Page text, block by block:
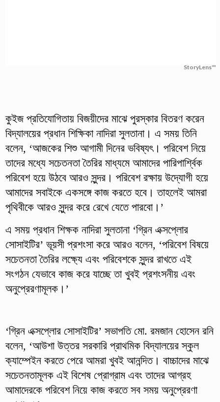
StoryLens™
কুইজ প্রতিযোগিতায় বিজয়ীদের মাঝে পুরস্কার বিতরণ করেন
বিদ্যালয়ের প্রধান শিক্ষিকা নাদিরা সুলতানা। এ সময় তিনি
বলেন, ‘আজকের শিশু আগামী দিনের ভবিষ্যৎ। পরিবেশ নিয়ে
তাদের মধ্যে সচেতনতা তৈরির মাধ্যমে আমাদের পারিপার্শ্বিক
পরিবেশ হয়ে উঠবে আরও সুন্দর। পরিবেশ রক্ষায় উদ্যোগী হয়ে
আমাদের সবাইকে একসঙ্গে কাজ করতে হবে। তাহলেই আমরা
পৃথিবীকে আরও সুন্দর করে রেখে যেতে পারবো।’
এ সময় প্রধান শিক্ষক নাদিরা সুলতানা ‘গ্রিন এক্সপ্লোর
সোসাইটির’ ভূয়সী প্রশংসা করে আরও বলেন, ‘পরিবেশ বিষয়ে
সচেতনতা তৈরির লক্ষ্যে এবং পরিবেশকে সুন্দর রাখতে এই
সংগঠন যেভাবে কাজ করে যাচ্ছে তা খুবই প্রশংসনীয় এবং
অনুপ্রেরণামূলক।’
‘গ্রিন এক্সপ্লোর সোসাইটির’ সভাপতি মো. রমজান হোসেন রনি
বলেন, ‘আউশা উত্তর সরকারি প্রাথমিক বিদ্যালয়ের স্কুল
ক্যাম্পেইন করতে পেরে আমরা খুবই আনন্দিত। বাচ্চাদের মাঝে
সচেতনতামূলক এই বিশেষ প্রোগ্রাম এবং তাদের আগ্রহ
আমাদেরকে পরিবেশ নিয়ে কাজ করতে সব সময় অনুপ্রেরণা